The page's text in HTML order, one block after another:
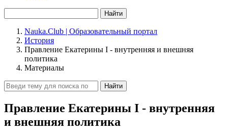
Найти
Nauka.Club | Образовательный портал
История
Правление Екатерины I - внутренняя и внешняя
политика
Материалы
Найти
Правление Екатерины I - внутренняя
и внешняя политика